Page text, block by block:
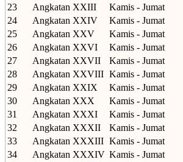
23
Angkatan XXIII Kamis - Jumat
24
Angkatan XXIV Kamis - Jumat
25
Angkatan XXV Kamis - Jumat
26
Angkatan XXVI Kamis - Jumat
27
Angkatan XXVII Kamis - Jumat
28
Angkatan XXVIII Kamis - Jumat
29
Angkatan XXIX Kamis - Jumat
30
Angkatan XXX Kamis - Jumat
31
Angkatan XXXI Kamis - Jumat
32
Angkatan XXXII Kamis - Jumat
33
Angkatan XXXIII Kamis - Jumat
34
Angkatan XXXIV Kamis - Jumat